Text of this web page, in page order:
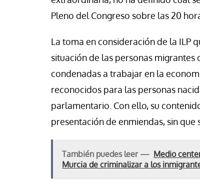
Pleno del Congreso sobre las 20
La toma en consideración de la ILP
situación de las personas migrantes
condenadas a trabajar en la
reconocidos para las personas
parlamentario. Con ello, su
presentación de enmiendas, sin
También puedes leer — Medio
Murcia de criminalizar a los